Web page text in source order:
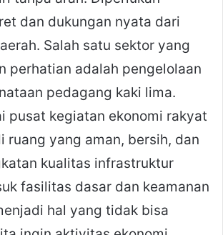
dan dukungan nyata dari
Salah satu sektor yang
perhatian adalah pengelolaan
pedagang kaki lima.
pusat kegiatan ekonomi rakyat
ruang yang aman, bersih, dan
kualitas infrastruktur
fasilitas dasar dan keamanan
hal yang tidak bisa